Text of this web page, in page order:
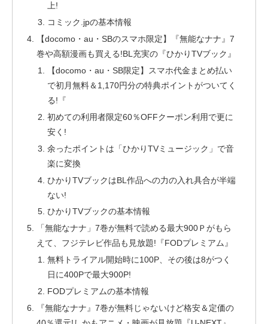
上!
コミック.jpの基本情報
【docomo・au・SBのスマホ限定】『無能なナナ』7
巻や高額漫画も買える!BL充実の『ひかりTVブック』
【docomo・au・SB限定】スマホ代金まとめ払い
で初月無料＆1,170円分の特典ポイントがついてく
る!『
初めての利用者限定60％OFFクーポン利用で更に
安く!
余ったポイントは「ひかりTVミュージック」で音
楽に変換
ひかりTVブックはBL作品への力の入れ具合が半端
ない!
ひかりTVブックの基本情報
「無能なナナ」7巻が無料で読める最大900Ｐがもら
えて、フジテレビ作品も見放題!『FODプレミアム』
無料トライアル開始時に100P、その後は8がつく
日に400Pで最大900P!
FODプレミアムの基本情報
『無能なナナ』7巻が無料じゃないけど格安＆定価の